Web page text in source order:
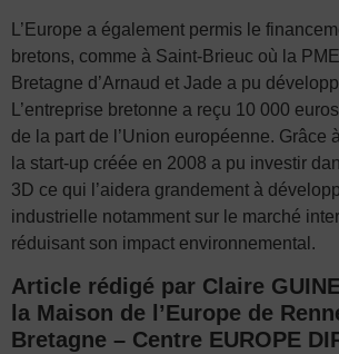
L’Europe a également permis le
bretons, comme à Saint-Brieuc où la
Bretagne d’Arnaud et Jade a pu
L’entreprise bretonne a reçu 10 000
de la part de l’Union européenne. Grâce
la start-up créée en 2008 a pu investir
3D ce qui l’aidera grandement à
industrielle notamment sur le marché
réduisant son impact environnemental.
Article rédigé par Claire
la Maison de l’Europe de
Bretagne – Centre EUROPE